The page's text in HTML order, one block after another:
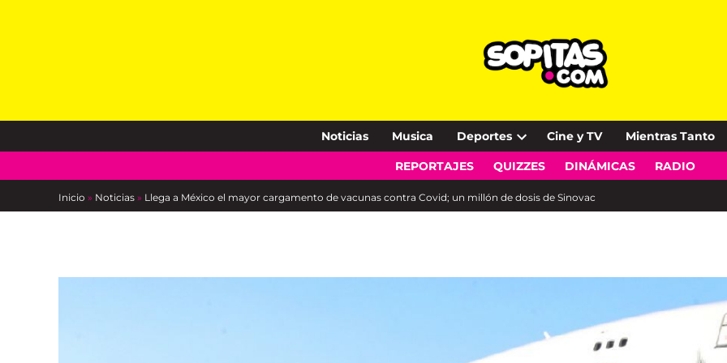
Noticias Musica Deportes
Open
dropdown
Cine y TV Mientras Tanto
REPORTAJES QUIZZES DINÁMICAS RADIO
Inicio » Noticias » Llega a México el mayor cargamento de vacunas contra Covid; un millón de dosis de Sinovac